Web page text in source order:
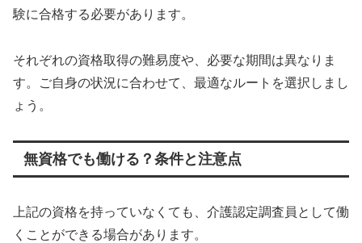
験に合格する必要があります。
それぞれの資格取得の難易度や、必要な期間は異なりま
す。ご自身の状況に合わせて、最適なルートを選択しまし
ょう。
無資格でも働ける？条件と注意点
上記の資格を持っていなくても、介護認定調査員として働
くことができる場合があります。